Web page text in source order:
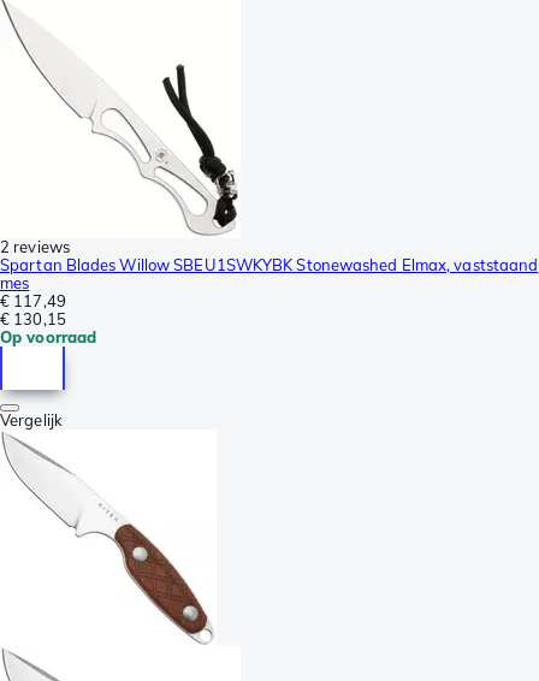
2 reviews
Spartan Blades Willow SBEU1SWKYBK Stonewashed Elmax, vaststaand
mes
€ 117,49
€ 130,15
Op voorraad
Vergelijk